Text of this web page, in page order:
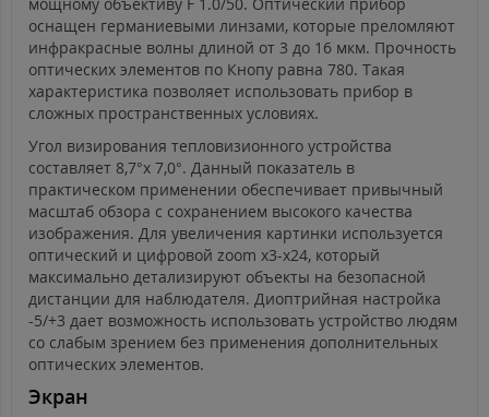
оснащен германиевыми линзами, которые преломляют
инфракрасные волны длиной от 3 до 16 мкм. Прочность
оптических элементов по Кнопу равна 780. Такая
характеристика позволяет использовать прибор в
сложных пространственных условиях.
Угол визирования тепловизионного устройства
составляет 8,7°х 7,0°. Данный показатель в
практическом применении обеспечивает привычный
масштаб обзора с сохранением высокого качества
изображения. Для увеличения картинки используется
оптический и цифровой zoom x3-x24, который
максимально детализируют объекты на безопасной
дистанции для наблюдателя. Диоптрийная настройка
-5/+3 дает возможность использовать устройство людям
со слабым зрением без применения дополнительных
оптических элементов.
Экран